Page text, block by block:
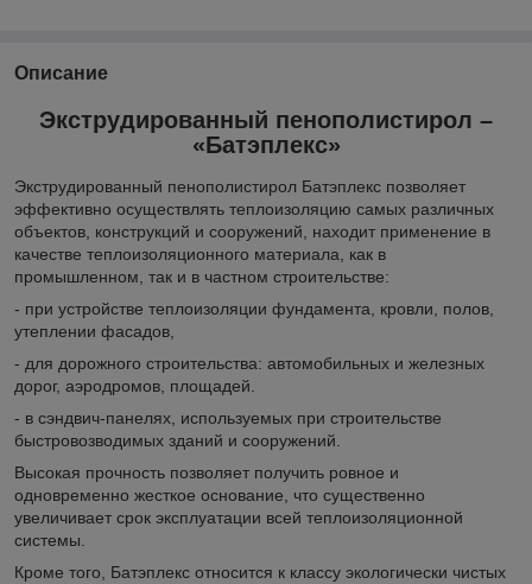
Описание
Экструдированный пенополистирол –
«Батэплекс»
Экструдированный пенополистирол Батэплекс позволяет
эффективно осуществлять теплоизоляцию самых различных
объектов, конструкций и сооружений, находит применение в
качестве теплоизоляционного материала, как в
промышленном, так и в частном строительстве:
- при устройстве теплоизоляции фундамента, кровли, полов,
утеплении фасадов,
- для дорожного строительства: автомобильных и железных
дорог, аэродромов, площадей.
- в сэндвич-панелях, используемых при строительстве
быстровозводимых зданий и сооружений.
Высокая прочность позволяет получить ровное и
одновременно жесткое основание, что существенно
увеличивает срок эксплуатации всей теплоизоляционной
системы.
Кроме того, Батэплекс относится к классу экологически чистых